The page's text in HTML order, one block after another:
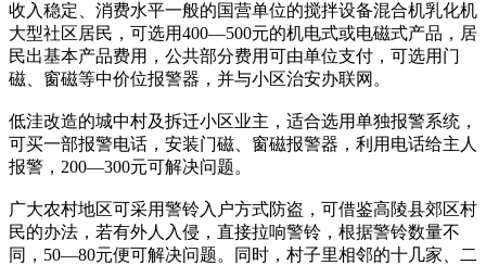
收入稳定、消费水平一般的国营单位的搅拌设备混合机乳化机
大型社区居民，可选用400—500元的机电式或电磁式产品，居
民出基本产品费用，公共部分费用可由单位支付，可选用门
磁、窗磁等中价位报警器，并与小区治安办联网。
低洼改造的城中村及拆迁小区业主，适合选用单独报警系统，
可买一部报警电话，安装门磁、窗磁报警器，利用电话给主人
报警，200—300元可解决问题。
广大农村地区可采用警铃入户方式防盗，可借鉴高陵县郊区村
民的办法，若有外人入侵，直接拉响警铃，根据警铃数量不
同，50—80元便可解决问题。同时，村子里相邻的十几家、二